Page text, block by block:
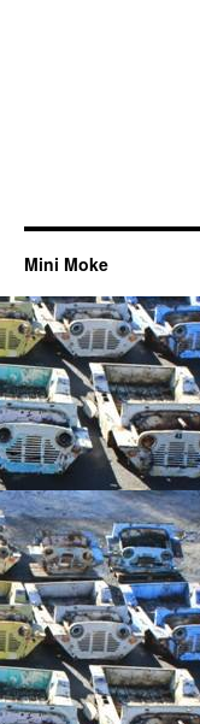
Mini Moke